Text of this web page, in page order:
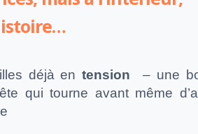
déjà entension
– une
qui tourne avant même